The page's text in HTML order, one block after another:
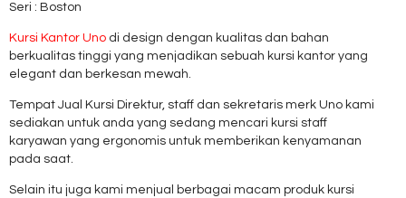
Seri : Boston
Kursi Kantor Uno di design dengan kualitas dan bahan
berkualitas tinggi yang menjadikan sebuah kursi kantor yang
elegant dan berkesan mewah.
Tempat Jual Kursi Direktur, staff dan sekretaris merk Uno kami
sediakan untuk anda yang sedang mencari kursi staff
karyawan yang ergonomis untuk memberikan kenyamanan
pada saat.
Selain itu juga kami menjual berbagai macam produk kursi